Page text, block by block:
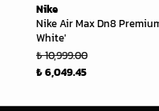
Nike
Nike Air Max Dn8
White'
₺ 10,999.00
₺ 6,049.45